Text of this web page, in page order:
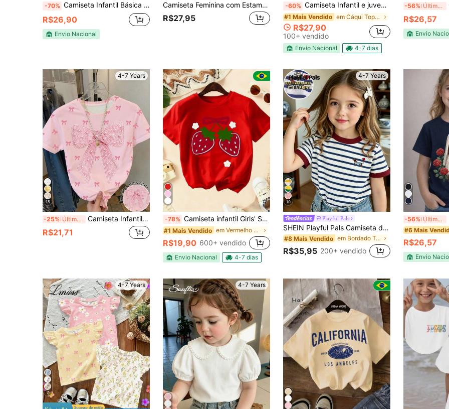
-70% Camiseta Infantil Básica Três Corações Para Meninas Camisa para o Dia a Dia 100% Algodão Crianças
R$26,90
Envio Nacional
Camiseta Feminina com Estampa Floral Colorida Verde, Estampa de Flor e Pérola, Gola Redonda, Manga Curta, Top Casual Doce, Estilo Preppy da Moda, Adequado para Compras Diárias, Uso em Férias, Roupa de Volta às Aulas, Flor Amarela Floral Fofa Kawaii de Férias no Campo
R$27,95
-60% Camiseta Infantil e juvenil estampa de cavalo 100% algodão blusa de menina, escola, roça country, amazona, faroeste modinha Infantil
#1 Mais Vendido em Cáqui Tops para meninas
R$27,90
100+ vendido
Envio Nacional 4-7 dias
-56% Últimos 3 dias
R$26,57
Envio
4-7 Years
15
-25% Últimos 3 dias Camiseta Infantil Rosa com Estampa de Laço, Manga Curta e Gola Redonda, Estilo Doce para Meninas, Top Casual Versátil para Passeios Diários de Verão
R$21,71
-78% Camiseta infantil Girls' Summer morangos Sleeve Round Neck T-Shirts - Soft Knit Casual Blouses with Cute Random Face & Prints - 6 Colors (6 Styles) - & Casual Attire for, Playdates & Outfits - Easy Care Hand/Dry Clean - Soft
#1 Mais Vendido em Vermelho Tops para meninas
R$19,90 600+ vendido
Envio Nacional 4-7 dias
4-7 Years
10
Playful Pals
SHEIN Playful Pals Camiseta de Manga Curta com Gola e Punhos Contrastantes, Estampa Listrada por Toda a Peça e Bordado Falso de Coração de Cachorro, Confortável e Casual para Férias, Adequada para o Verão
#8 Mais Vendido em Bordado Tops para meninas
R$35,95 200+ vendido
-56% Últimos 3 dias
#6 Mais
R$26,57
Envio
4-7 Years
7
4-7 Years